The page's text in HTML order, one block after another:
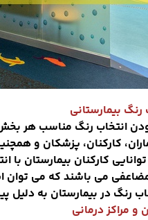
کارکنان بیمارستان
مضاعفی می باشند که می توان
مراکز درمانی